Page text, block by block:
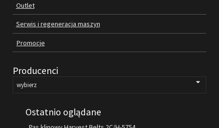
PROMOCJE
REGULAMIN
KATALOGI
OBRABIARKI DO DREWNA
SILNIKI ELEKTRYCZNE
Outlet
Serwis i regeneracja maszyn
Promocje
Producenci
Ostatnio oglądane